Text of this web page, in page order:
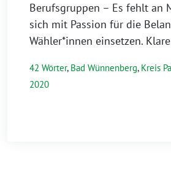
Berufsgruppen – Es fehlt an
sich mit Passion für die
Wähler*innen einsetzen.
42 Wörter, Bad Wünnenberg, Kreis
2020